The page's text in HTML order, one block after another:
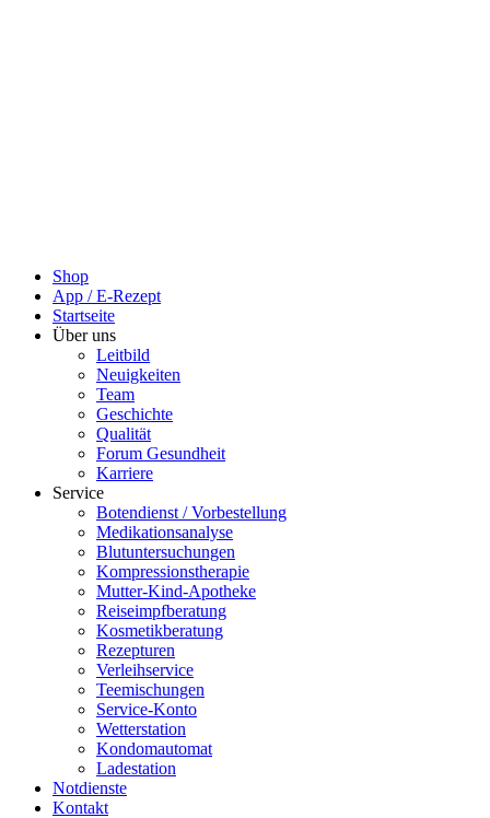
Shop
App / E-Rezept
Startseite
Über uns
Leitbild
Neuigkeiten
Team
Geschichte
Qualität
Forum Gesundheit
Karriere
Service
Botendienst / Vorbestellung
Medikationsanalyse
Blutuntersuchungen
Kompressionstherapie
Mutter-Kind-Apotheke
Reiseimpfberatung
Kosmetikberatung
Rezepturen
Verleihservice
Teemischungen
Service-Konto
Wetterstation
Kondomautomat
Ladestation
Notdienste
Kontakt